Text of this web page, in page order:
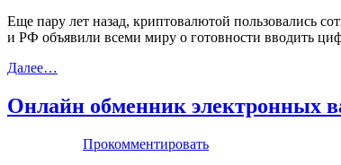
Еще пару лет назад, криптовалютой пользовались
и РФ объявили всеми миру о готовности вводить
Далее…
Онлайн обменник электронных
Прокомментировать